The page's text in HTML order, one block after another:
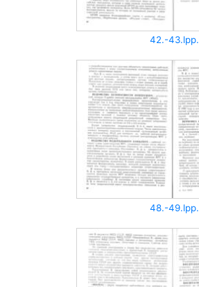
42.-43.lpp.
48.-49.lpp.